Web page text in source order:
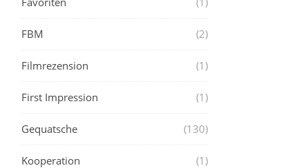
FBM (2)
Filmrezension (1)
First Impression (1)
Gequatsche (130)
Kooperation (1)